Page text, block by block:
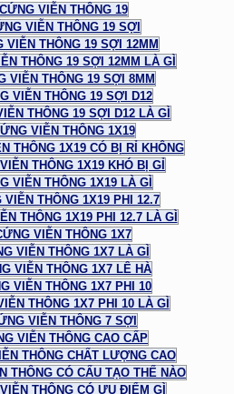
VIỄN THÔNG 19
VIỄN THÔNG 19 SỢI
VIỄN THÔNG 19 SỢI 12MM
THÔNG 19 SỢI 12MM LÀ GÌ
VIỄN THÔNG 19 SỢI 8MM
VIỄN THÔNG 19 SỢI D12
THÔNG 19 SỢI D12 LÀ GÌ
VIỄN THÔNG 1X19
THÔNG 1X19 CÓ BỊ RỈ KHÔNG
THÔNG 1X19 KHÓ BỊ GỈ
VIỄN THÔNG 1X19 LÀ GÌ
VIỄN THÔNG 1X19 PHI 12.7
THÔNG 1X19 PHI 12.7 LÀ GÌ
VIỄN THÔNG 1X7
VIỄN THÔNG 1X7 LÀ GÌ
VIỄN THÔNG 1X7 LÊ HÀ
VIỄN THÔNG 1X7 PHI 10
THÔNG 1X7 PHI 10 LÀ GÌ
VIỄN THÔNG 7 SỢI
VIỄN THÔNG CAO CẤP
THÔNG CHẤT LƯỢNG CAO
THÔNG CÓ CẤU TẠO THẾ NÀO
THÔNG CÓ ƯU ĐIỂM GÌ